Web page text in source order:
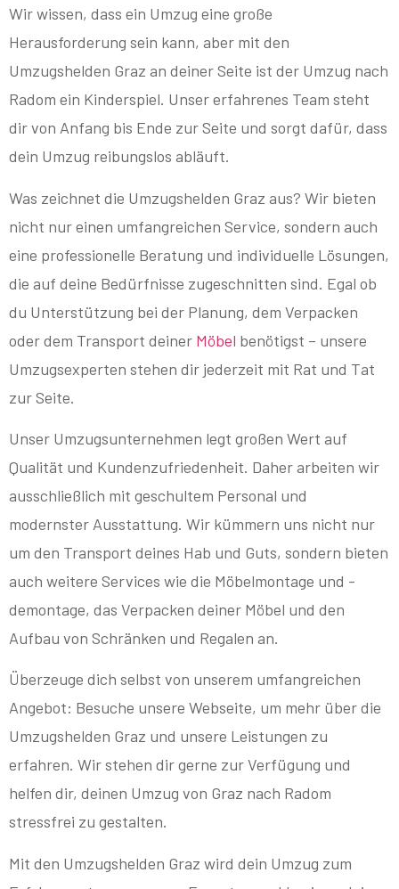
Wir wissen, dass ein Umzug eine große
Herausforderung sein kann, aber mit den
Umzugshelden Graz an deiner Seite ist der Umzug nach
Radom ein Kinderspiel. Unser erfahrenes Team steht
dir von Anfang bis Ende zur Seite und sorgt dafür, dass
dein Umzug reibungslos abläuft.
Was zeichnet die Umzugshelden Graz aus? Wir bieten
nicht nur einen umfangreichen Service, sondern auch
eine professionelle Beratung und individuelle Lösungen,
die auf deine Bedürfnisse zugeschnitten sind. Egal ob
du Unterstützung bei der Planung, dem Verpacken
oder dem Transport deiner Möbel benötigst – unsere
Umzugsexperten stehen dir jederzeit mit Rat und Tat
zur Seite.
Unser Umzugsunternehmen legt großen Wert auf
Qualität und Kundenzufriedenheit. Daher arbeiten wir
ausschließlich mit geschultem Personal und
modernster Ausstattung. Wir kümmern uns nicht nur
um den Transport deines Hab und Guts, sondern bieten
auch weitere Services wie die Möbelmontage und -
demontage, das Verpacken deiner Möbel und den
Aufbau von Schränken und Regalen an.
Überzeuge dich selbst von unserem umfangreichen
Angebot: Besuche unsere Webseite, um mehr über die
Umzugshelden Graz und unsere Leistungen zu
erfahren. Wir stehen dir gerne zur Verfügung und
helfen dir, deinen Umzug von Graz nach Radom
stressfrei zu gestalten.
Mit den Umzugshelden Graz wird dein Umzug zum